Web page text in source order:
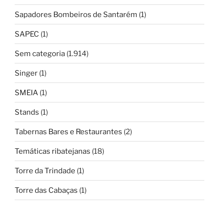
Sapadores Bombeiros de Santarém (1)
SAPEC (1)
Sem categoria (1.914)
Singer (1)
SMEIA (1)
Stands (1)
Tabernas Bares e Restaurantes (2)
Temáticas ribatejanas (18)
Torre da Trindade (1)
Torre das Cabaças (1)